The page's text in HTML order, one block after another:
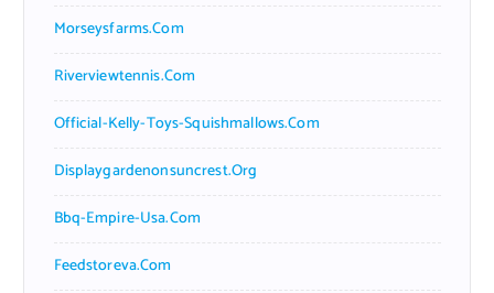
Morseysfarms.com
Riverviewtennis.com
Official-Kelly-Toys-Squishmallows.com
Displaygardenonsuncrest.org
Bbq-Empire-Usa.com
Feedstoreva.com